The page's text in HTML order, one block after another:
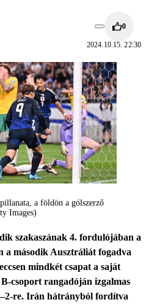
0
2024.10.15. 22:30
a földön a gólszerző
Images)
szakaszának 4. fordulójában a
a második Ausztráliát fogadva
mindkét csapat a saját
csoport rangadóján izgalmas
re. Irán hátrányból fordítva